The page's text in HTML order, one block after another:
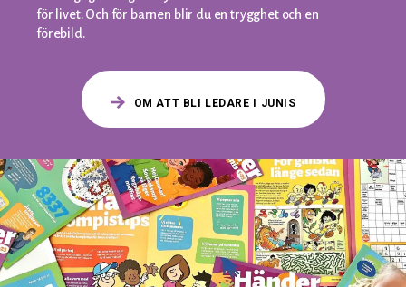
för livet. Och för barnen blir du en trygghet och en
förebild.
OM ATT BLI LEDARE I JUNIS